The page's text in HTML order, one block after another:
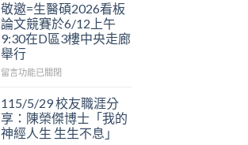
敬邀=生醫碩2026看板
論文競賽於6/12上午
9:30在D區3樓中央走廊
舉行
在
邀
=
生
醫
留言功能已關閉
115/5/29 校友職涯分
享：陳榮傑博士「我的
神經人生 生生不息」